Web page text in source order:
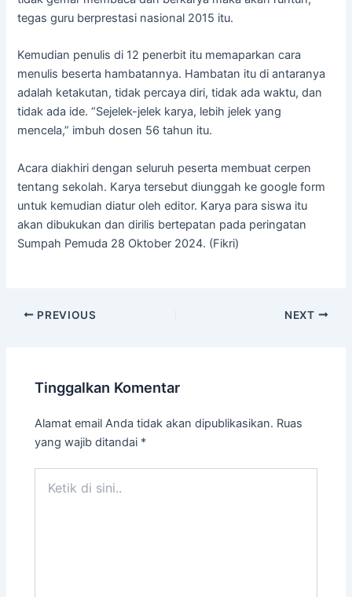
tegas guru berprestasi nasional 2015 itu.
Kemudian penulis di 12 penerbit itu memaparkan cara
menulis beserta hambatannya. Hambatan itu di antaranya
adalah ketakutan, tidak percaya diri, tidak ada waktu, dan
tidak ada ide. “Sejelek-jelek karya, lebih jelek yang
mencela,” imbuh dosen 56 tahun itu.
Acara diakhiri dengan seluruh peserta membuat cerpen
tentang sekolah. Karya tersebut diunggah ke google form
untuk kemudian diatur oleh editor. Karya para siswa itu
akan dibukukan dan dirilis bertepatan pada peringatan
Sumpah Pemuda 28 Oktober 2024. (Fikri)
PREVIOUS NEXT
Tinggalkan Komentar
Alamat email Anda tidak akan dipublikasikan. Ruas
yang wajib ditandai *